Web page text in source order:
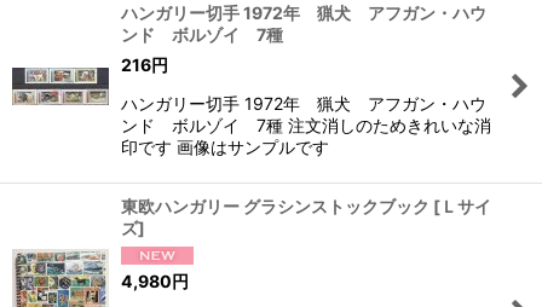
ハンガリー切手 1972年 猟犬 アフガン・ハウ
ンド ボルゾイ 7種
216円
ハンガリー切手 1972年 猟犬 アフガン・ハウ
ンド ボルゾイ 7種 注文消しのためきれいな消
印です 画像はサンプルです
東欧ハンガリー グラシンストックブック [ Ｌサイ
ズ]
4,980円